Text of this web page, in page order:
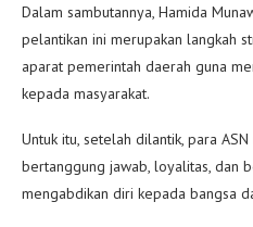
Dalam sambutannya, Hamida
pelantikan ini merupakan langkah
aparat pemerintah daerah guna
kepada masyarakat.
Untuk itu, setelah dilantik, para
bertanggung jawab, loyalitas, dan
mengabdikan diri kepada bangsa